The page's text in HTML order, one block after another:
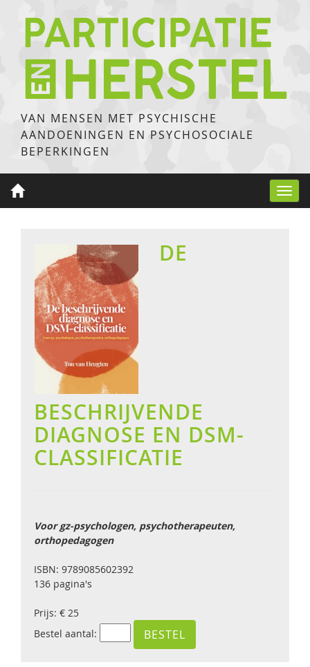
VAN MENSEN MET PSYCHISCHE
AANDOENINGEN EN PSYCHOSOCIALE
BEPERKINGEN
DE
BESCHRIJVENDE
DIAGNOSE EN DSM-
CLASSIFICATIE
Voor gz-psychologen, psychotherapeuten,
orthopedagogen
ISBN: 9789085602392
136 pagina's
Prijs: € 25
Bestel aantal: